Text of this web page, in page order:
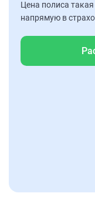
Цена полиса
напрямую в